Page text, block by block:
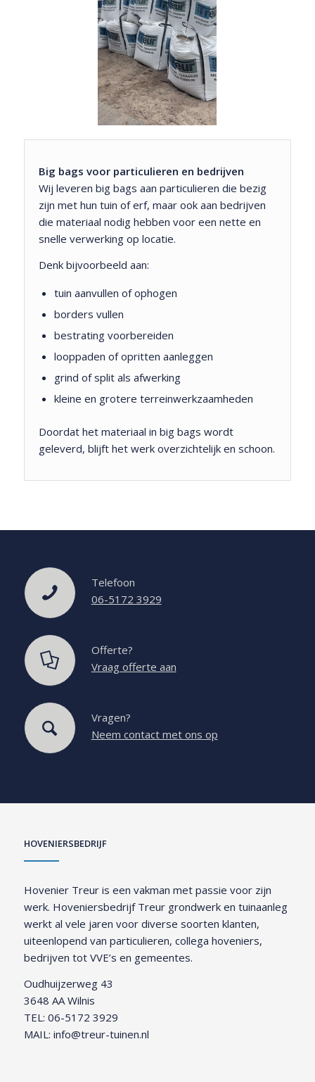
Big bags voor particulieren en bedrijven
Wij leveren big bags aan particulieren die bezig
zijn met hun tuin of erf, maar ook aan bedrijven
die materiaal nodig hebben voor een nette en
snelle verwerking op locatie.
Denk bijvoorbeeld aan:
tuin aanvullen of ophogen
borders vullen
bestrating voorbereiden
looppaden of opritten aanleggen
grind of split als afwerking
kleine en grotere terreinwerkzaamheden
Doordat het materiaal in big bags wordt
geleverd, blijft het werk overzichtelijk en schoon.
Telefoon
06-5172 3929
Offerte?
Vraag offerte aan
Vragen?
Neem contact met ons op
HOVENIERSBEDRIJF
Hovenier Treur is een vakman met passie voor zijn
werk. Hoveniersbedrijf Treur grondwerk en tuinaanleg
werkt al vele jaren voor diverse soorten klanten,
uiteenlopend van particulieren, collega hoveniers,
bedrijven tot VVE’s en gemeentes.
Oudhuijzerweg 43
3648 AA Wilnis
TEL: 06-5172 3929
MAIL: info@treur-tuinen.nl